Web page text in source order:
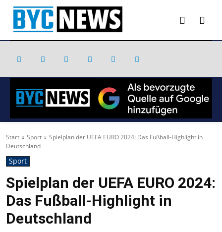
Start Sport
Spielplan der UEFA EURO 2024: Das Fußball-Highlight in
Deutschland
Sport
Spielplan der UEFA EURO 2024:
Das Fußball-Highlight in
Deutschland